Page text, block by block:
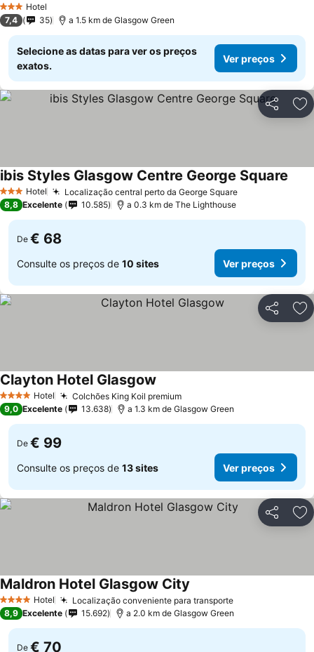
3 EstrelasHotel
7,4 35 a 1.5 km de Glasgow Green
Selecione as datas para ver os preços
exatos.
Ver preços
Partilhar
3 EstrelasHotel Localização central perto da George Square
ibis Styles Glasgow Centre George Square
8,8 Excelente 10.585 a 0.3 km de The Lighthouse
De € 68
Consulte os preços de 10 sites Ver preços
Partilhar
4 EstrelasHotel Colchões King Koil premium
Clayton Hotel Glasgow
9,0 Excelente 13.638 a 1.3 km de Glasgow Green
De € 99
Consulte os preços de 13 sites Ver preços
Partilhar
4 EstrelasHotel Localização conveniente para transporte
Maldron Hotel Glasgow City
8,9 Excelente 15.692 a 2.0 km de Glasgow Green
De € 70